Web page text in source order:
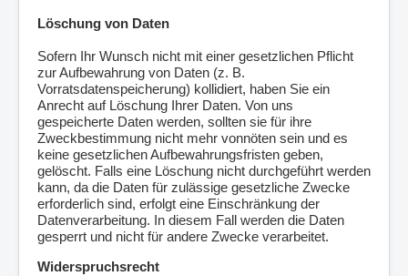
Löschung von Daten
Sofern Ihr Wunsch nicht mit einer gesetzlichen Pflicht
zur Aufbewahrung von Daten (z. B.
Vorratsdatenspeicherung) kollidiert, haben Sie ein
Anrecht auf Löschung Ihrer Daten. Von uns
gespeicherte Daten werden, sollten sie für ihre
Zweckbestimmung nicht mehr vonnöten sein und es
keine gesetzlichen Aufbewahrungsfristen geben,
gelöscht. Falls eine Löschung nicht durchgeführt werden
kann, da die Daten für zulässige gesetzliche Zwecke
erforderlich sind, erfolgt eine Einschränkung der
Datenverarbeitung. In diesem Fall werden die Daten
gesperrt und nicht für andere Zwecke verarbeitet.
Widerspruchsrecht